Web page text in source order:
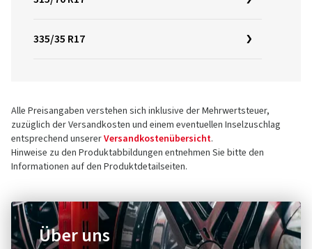
335/35 R17
Alle Preisangaben verstehen sich inklusive der Mehrwertsteuer,
zuzüglich der Versandkosten und einem eventuellen Inselzuschlag
entsprechend unsererVersandkostenübersicht.
Hinweise zu den Produktabbildungen entnehmen Sie bitte den
Informationen auf den Produktdetailseiten.
Über uns